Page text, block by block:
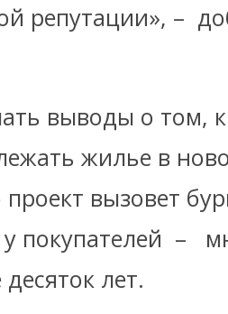
репутации», –
выводы о том,
жилье в
вызовет
у покупателей –
лет.